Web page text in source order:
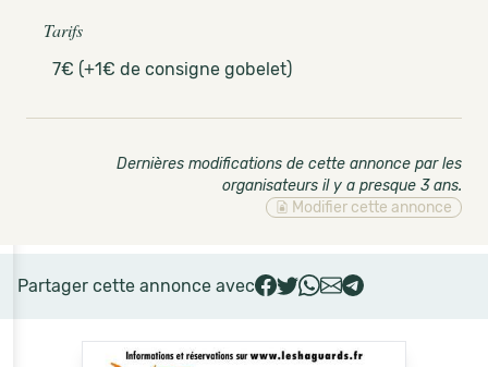
Tarifs
7€ (+1€ de consigne gobelet)
Dernières modifications de cette annonce par les
organisateurs il y a presque 3 ans.
Modifier cette annonce
Partager cette annonce avec